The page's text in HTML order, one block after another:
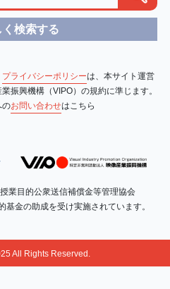
く検索する
プライバシーポリシーは、本サイト運営
振興機構（VIPO）の規約に準じます。
のお問い合わせはこちら
業目的公衆送信補償金等管理協会
基金の助成を受け実施されています。
All Rights Reserved.